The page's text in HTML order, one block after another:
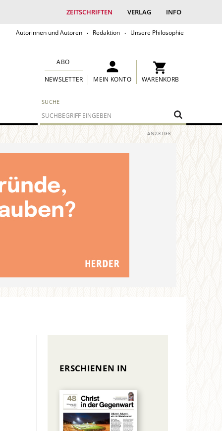
ZEITSCHRIFTEN VERLAG INFO
Autorinnen und Autoren Redaktion Unsere Philosophie
SUCHE
ABO
NEWSLETTER MEIN KONTO WARENKORB
ERSCHIENEN IN